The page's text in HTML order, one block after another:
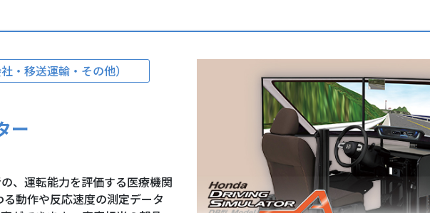
・移送運輸・その他）
ー
、運転能力を評価する医療機関
動作や反応速度の測定データ